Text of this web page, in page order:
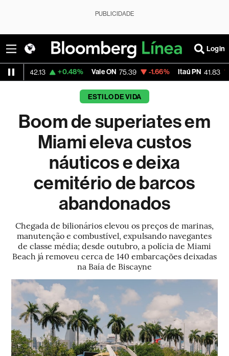
PUBLICIDADE
Login
+0.48% Vale ON 75.39 -1.66% Itaú PN 41.83 -1.30%
ESTILO DE VIDA
Boom de superiates em
Miami eleva custos
náuticos e deixa
cemitério de barcos
abandonados
Chegada de bilionários elevou os preços de marinas,
manutenção e combustível, expulsando navegantes
de classe média; desde outubro, a polícia de Miami
Beach já removeu cerca de 140 embarcações deixadas
na Baía de Biscayne